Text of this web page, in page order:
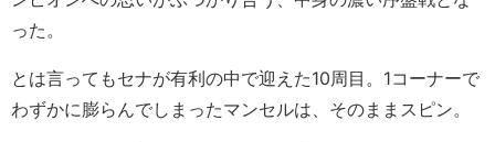
った。
とは言ってもセナが有利の中で迎えた10周目。1コーナーで
わずかに膨らんでしまったマンセルは、そのままスピン。